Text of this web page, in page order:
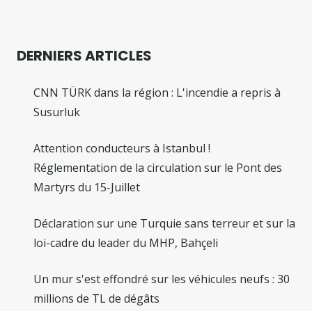
DERNIERS ARTICLES
CNN TÜRK dans la région : L'incendie a repris à
Susurluk
Attention conducteurs à Istanbul !
Réglementation de la circulation sur le Pont des
Martyrs du 15-Juillet
Déclaration sur une Turquie sans terreur et sur la
loi-cadre du leader du MHP, Bahçeli
Un mur s'est effondré sur les véhicules neufs : 30
millions de TL de dégâts